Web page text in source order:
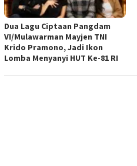
Dua Lagu Ciptaan Pangdam
VI/Mulawarman Mayjen TNI
Krido Pramono, Jadi Ikon
Lomba Menyanyi HUT Ke-81 RI